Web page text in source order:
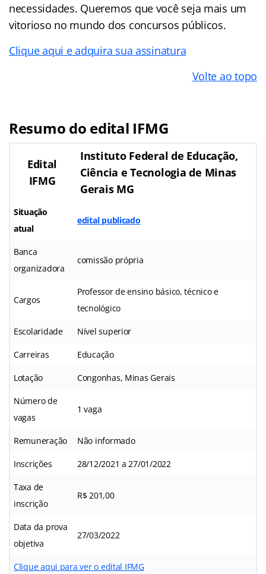
necessidades. Queremos que você seja mais um
vitorioso no mundo dos concursos públicos.
Clique aqui e adquira sua assinatura
Volte ao topo
Resumo do edital IFMG
Edital
IFMG
Instituto Federal de Educação,
Ciência e Tecnologia de Minas
Gerais MG
Situação
atual
edital publicado
Banca
organizadora
comissão própria
Cargos
Professor de ensino básico, técnico e
tecnológico
Escolaridade Nível superior
Carreiras Educação
Lotação Congonhas, Minas Gerais
Número de
vagas
1 vaga
Remuneração Não informado
Inscrições 28/12/2021 a 27/01/2022
Taxa de
inscrição
R$ 201,00
Data da prova
objetiva
27/03/2022
Clique aqui para ver o edital IFMG